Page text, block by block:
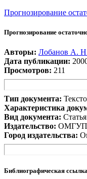
Прогнозирование
Прогнозирование
Авторы: Лобанов А.
Дата публикации:
Просмотров: 211
Тип документа:
Характеристика
Вид документа:
Издательство:
Город издательства:
Библиографическая ссылка